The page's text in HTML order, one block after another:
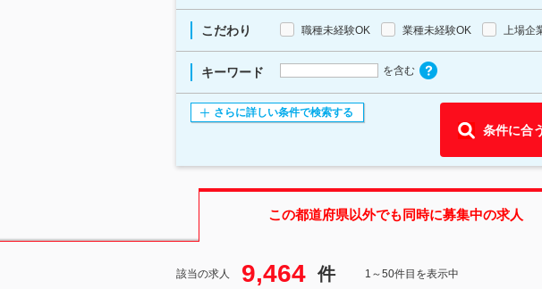
こだわり 職種未経験OK 業種未経験OK 上場企
キーワード を含む
さらに詳しい条件で検索する
条件に合
この都道府県以外でも同時に募集中の求人
該当の求人 9,464 件 1～50件目を表示中